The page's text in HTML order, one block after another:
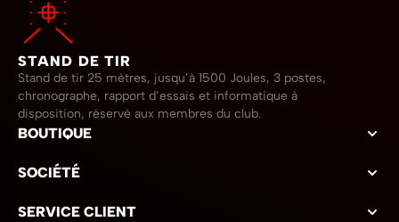
STAND DE TIR
Stand de tir 25 mètres, jusqu’à 1500 Joules, 3 postes,
chronographe, rapport d’essais et informatique à
disposition, réservé aux membres du club.
BOUTIQUE
SOCIÉTÉ
SERVICE CLIENT